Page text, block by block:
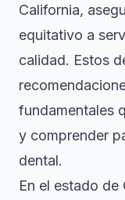
California,
equitativo a
calidad. Estos
fundamentales
y comprender
dental.
En el estado de